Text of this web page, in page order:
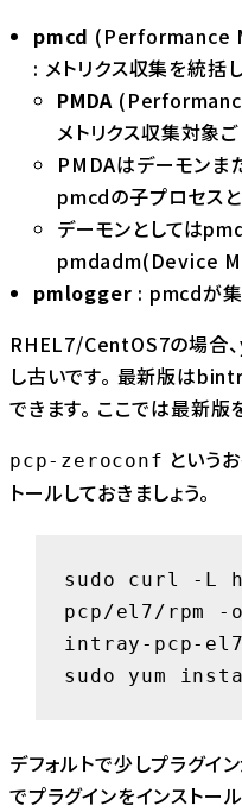
pmcd (Performance
: メトリクス収集を統括
PMDA
メトリクス収集対象
PMDAはデーモンま
pmcdの子プロセス
デーモンとしては
pmdadm(Device
pmlogger : pmcdが
RHEL7/CentOS7の場合
し古いです。 最新版は
できます。 ここでは最新版
pcp-zeroconf という
トールしておきましょう。
sudo curl -L
pcp/el7/rpm -
intray-pcp-
sudo yum
デフォルトで少しプラグイ
でプラグインをインストー